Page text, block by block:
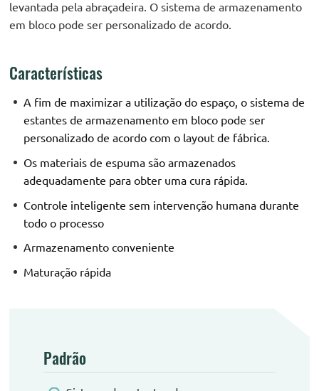
levantada pela abraçadeira. O sistema de armazenamento
em bloco pode ser personalizado de acordo.
Características
A fim de maximizar a utilização do espaço, o sistema de
estantes de armazenamento em bloco pode ser
personalizado de acordo com o layout de fábrica.
Os materiais de espuma são armazenados
adequadamente para obter uma cura rápida.
Controle inteligente sem intervenção humana durante
todo o processo
Armazenamento conveniente
Maturação rápida
Padrão